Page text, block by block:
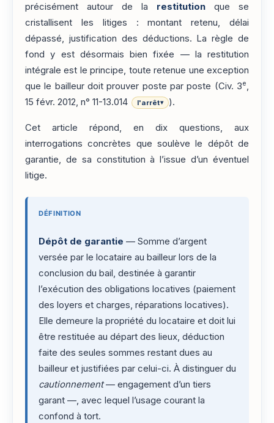
précisément autour de la restitution que se
cristallisent les litiges : montant retenu, délai
dépassé, justification des déductions. La règle de
fond y est désormais bien fixée — la restitution
intégrale est le principe, toute retenue une exception
que le bailleur doit prouver poste par poste (Civ. 3e,
15 févr. 2012, n° 11-13.014
l'arrêt▾ ).
Cet article répond, en dix questions, aux
interrogations concrètes que soulève le dépôt de
garantie, de sa constitution à l’issue d’un éventuel
litige.
DÉFINITION
Dépôt de garantie — Somme d’argent
versée par le locataire au bailleur lors de la
conclusion du bail, destinée à garantir
l’exécution des obligations locatives (paiement
des loyers et charges, réparations locatives).
Elle demeure la propriété du locataire et doit lui
être restituée au départ des lieux, déduction
faite des seules sommes restant dues au
bailleur et justifiées par celui-ci. À distinguer du
cautionnement— engagement d’un tiers
garant —, avec lequel l’usage courant la
confond à tort.